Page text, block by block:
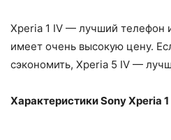
Xperia 1 IV — лучший телефон
имеет очень высокую цену.
сэкономить, Xperia 5 IV —
Характеристики Sony Xperia 1